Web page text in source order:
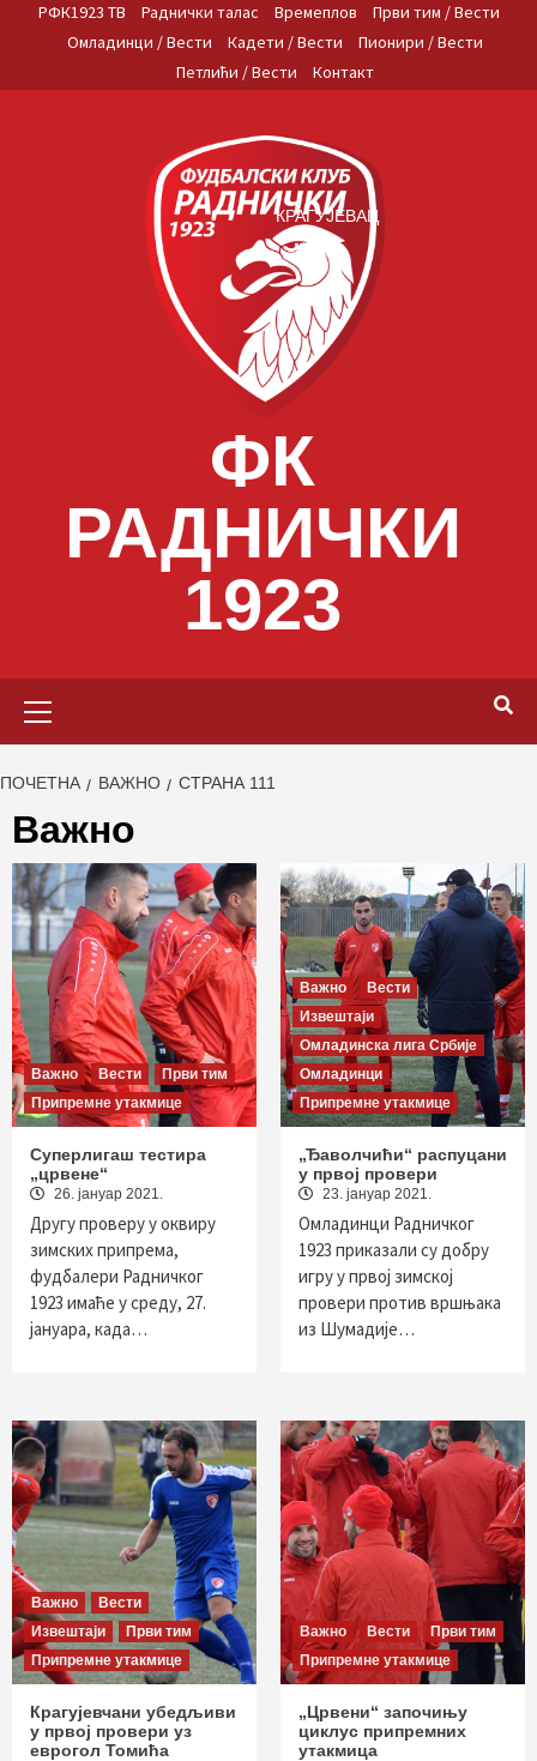
РФК1923 ТВ Раднички талас Времеплов
Први тим / Вести
Омладинци / Вести
Кадети / Вести
Пионири / Вести
Петлићи / Вести
Контакт
ФК
РАДНИЧКИ
1923
КРАГУЈЕВАЦ
ПОЧЕТНА ВАЖНО СТРАНА 111
Важно
Важно Вести
Први тим
Припремне утакмице
Суперлигаш тестира
„црвене“
26. јануар 2021.
Другу проверу у оквиру
зимских припрема,
фудбалери Радничког
1923 имаће у среду, 27.
јануара, када…
Важно
Вести
Извештаји
Омладинска лига Србије
Омладинци
Припремне утакмице
„Ђаволчићи“ распуцани
у првој провери
23. јануар 2021.
Омладинци Радничког
1923 приказали су добру
игру у првој зимској
провери против вршњака
из Шумадије…
Важно
Вести
Извештаји
Први тим
Припремне утакмице
Крагујевчани убедљиви
у првој провери уз
еврогол Томића
Важно Вести
Први тим
Припремне утакмице
„Црвени“ започињу
циклус припремних
утакмица